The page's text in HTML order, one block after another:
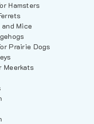
Hamsters
Mice
Prairie Dogs
Meerkats